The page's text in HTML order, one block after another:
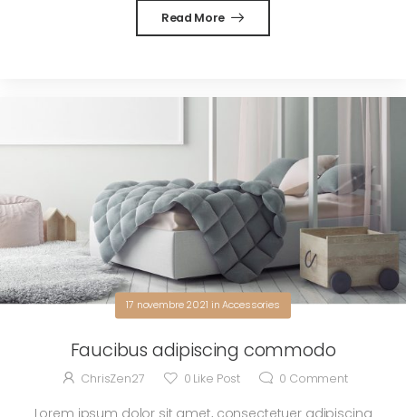
Read More
17 novembre 2021 inAccessories
Faucibus adipiscing commodo
ChrisZen27 0 Like Post 0 Comment
Lorem ipsum dolor sit amet, consectetuer adipiscing